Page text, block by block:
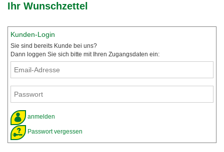
Ihr Wunschzettel
Kunden-Login
Sie sind bereits Kunde bei uns?
Dann loggen Sie sich bitte mit Ihren Zugangsdaten ein:
anmelden
Passwort vergessen